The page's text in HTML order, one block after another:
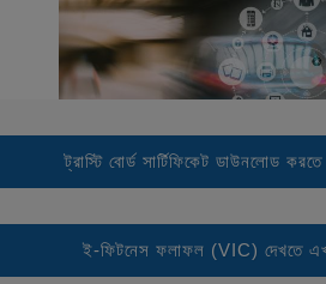
ট্রাস্টি বোর্ড সার্টিফিকেট ডাউনলোড
ই-ফিটনেস ফলাফল (VIC) দেখতে